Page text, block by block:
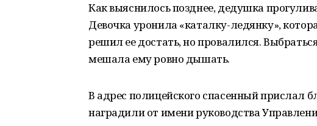
Как выяснилось позднее, дедушка
Девочка уронила «каталку-ледянку»,
решил ее достать, но провалился.
мешала ему ровно дышать.
В адрес полицейского спасенный прислал
наградили от имени руководства